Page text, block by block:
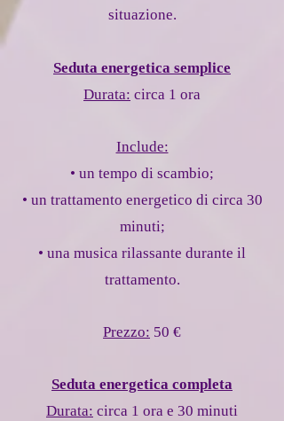
situazione.
Seduta energetica semplice
​Durata: circa 1 ora
Include:
• un tempo di scambio;
• un trattamento energetico di circa 30
minuti;
• una musica rilassante durante il
trattamento.
Prezzo: 50 €
Seduta energetica completa
​Durata: circa 1 ora e 30 minuti